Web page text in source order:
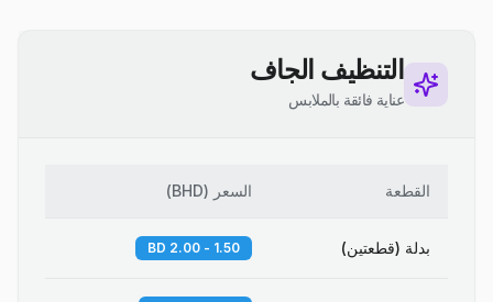
التنظيف الجاف
عناية فائقة بالملابس
القطعة السعر (
BHD
)
بدلة (قطعتين) 1.50 - 2.00 BD